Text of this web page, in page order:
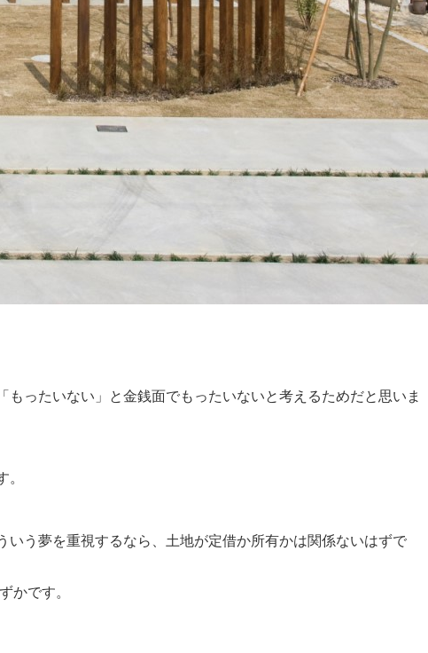
ったいない」と金銭面でもったいないと考えるためだと思いま
う夢を重視するなら、土地が定借か所有かは関係ないはずで
かです。